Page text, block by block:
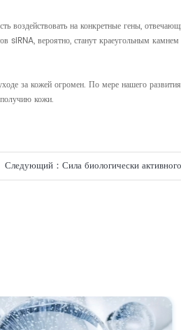
на конкретные гены,
вероятно, станут краеугольным
за кожей огромен. По мере нашего
кожи.
Следующий： Сила биологически